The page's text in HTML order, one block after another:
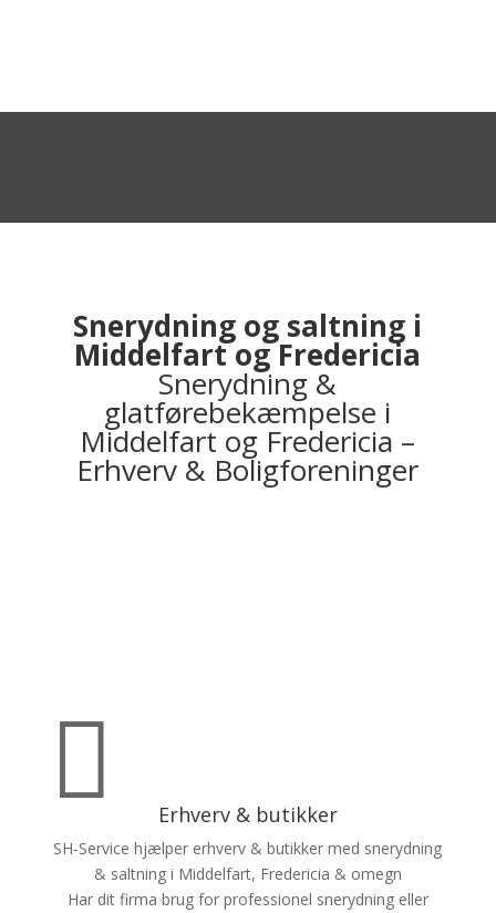
Snerydning og saltning i
Middelfart og Fredericia
Snerydning &
glatførebekæmpelse i
Middelfart og Fredericia –
Erhverv & Boligforeninger

Erhverv & butikker
SH-Service hjælper erhverv & butikker med snerydning
& saltning i Middelfart, Fredericia & omegn
Har dit firma brug for professionel snerydning eller